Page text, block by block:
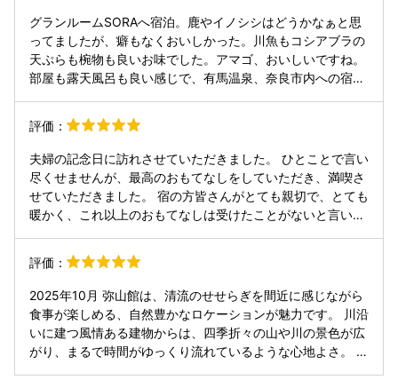
グランルームSORAへ宿泊。鹿やイノシシはどうかなぁと思
ってましたが、癖もなくおいしかった。川魚もコシアブラの
天ぷらも椀物も良いお味でした。アマゴ、おいしいですね。
部屋も露天風呂も良い感じで、有馬温泉、奈良市内への宿泊
評価：
夫婦の記念日に訪れさせていただきました。 ひとことで言い
尽くせませんが、最高のおもてなしをしていただき、満喫さ
せていただきました。 宿の方皆さんがとても親切で、とても
暖かく、これ以上のおもてなしは受けたことがないと言い切
でき、至る所に気配りがあり、最高の記念日になりました。
お風呂もロケーションが最高で、自然と一体になれた感じが
します。 感謝しかありません！ リピート間違いなしです！
ありがとうございました！
評価：
2025年10月 弥山館は、清流のせせらぎを間近に感じながら
食事が楽しめる、自然豊かなロケーションが魅力です。 川沿
いに建つ風情ある建物からは、四季折々の山や川の景色が広
がり、まるで時間がゆっくり流れているような心地よさ。 地